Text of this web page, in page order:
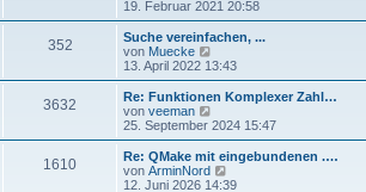
B
e
i
r
g
e
u
e
t
r
B
e
i
r
19. Februar 2021 20:58
352
Suche vereinfachen, ...
von Muecke
e
u
e
t
r
B
e
13. April 2022 13:43
3632
Re: Funktionen Komplexer Zahl…
von veeman
e
u
e
s
t
25. September 2024 15:47
1610
Re: QMake mit eingebundenen .…
von ArminNord
e
12. Juni 2026 14:39